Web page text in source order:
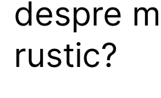
despre
rustic?